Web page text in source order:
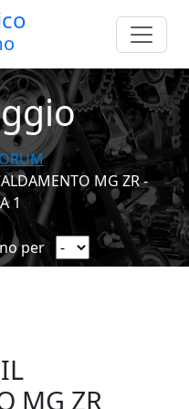
MG ZR -
1
per
MG ZR